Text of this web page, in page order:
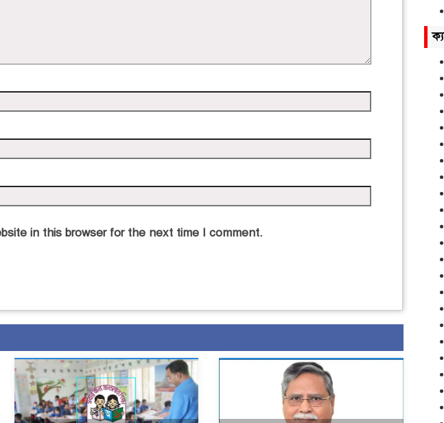
in this browser for the next time I comment.